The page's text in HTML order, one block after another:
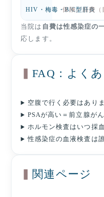
HIV・梅毒・B/C型肝炎
保険／自費（
当院は 自費は性感染症の
応します。
FAQ：よく
空腹で行く必要はあり
PSAが高い＝前立腺が
ホルモン検査はいつ採
性感染症の血液検査は
関連ページ